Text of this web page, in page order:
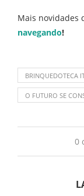
Mais novidades
navegando!
BRINQUEDOTECA
O FUTURO SE
0